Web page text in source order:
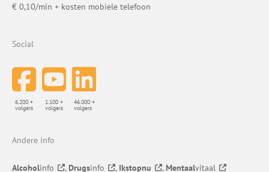
€ 0,10/min + kosten mobiele telefoon
Social
6.200 +
volgers
1.100 +
volgers
46.000 +
volgers
Andere info
Alcoholinfo , Drugsinfo , Ikstopnu , Mentaalvitaal